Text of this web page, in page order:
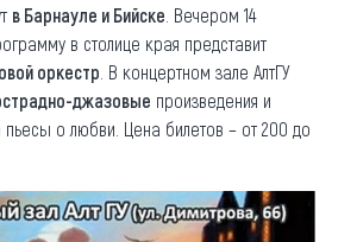
в Барнауле и Бийске . Вечером 14
в столице края представит
оркестр . В концертном зале АлтГУ
джазовые произведения и
пьесы о любви. Цена билетов – от 200 до